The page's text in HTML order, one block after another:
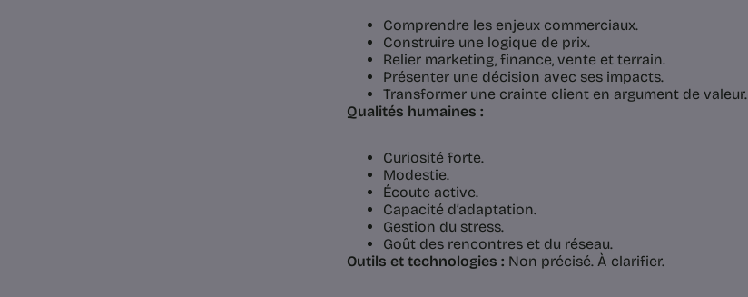
Comprendre les enjeux commerciaux.
Construire une logique de prix.
Relier marketing, finance, vente et terrain.
Présenter une décision avec ses impacts.
Transformer une crainte client en argument de valeur.
Qualités humaines :
Curiosité forte.
Modestie.
Écoute active.
Capacité d’adaptation.
Gestion du stress.
Goût des rencontres et du réseau.
Outils et technologies : Non précisé. À clarifier.